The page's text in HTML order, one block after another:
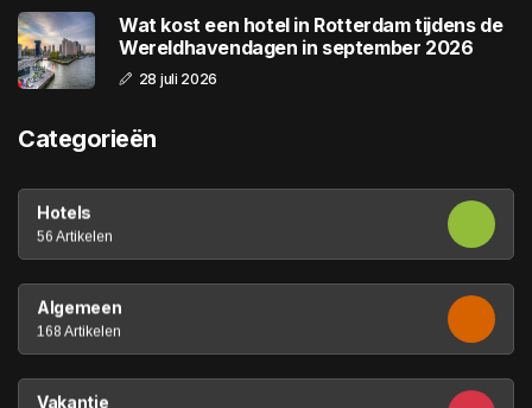
Wat kost een hotel in Rotterdam tijdens de
Wereldhavendagen in september 2026
28 juli 2026
Categorieën
Hotels
56 Artikelen
Algemeen
168 Artikelen
Vakantie